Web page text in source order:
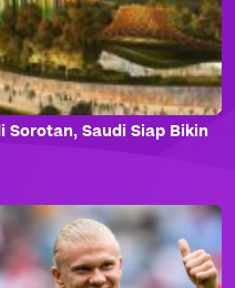
Sorotan, Saudi Siap Bikin